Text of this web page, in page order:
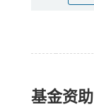
基金资助